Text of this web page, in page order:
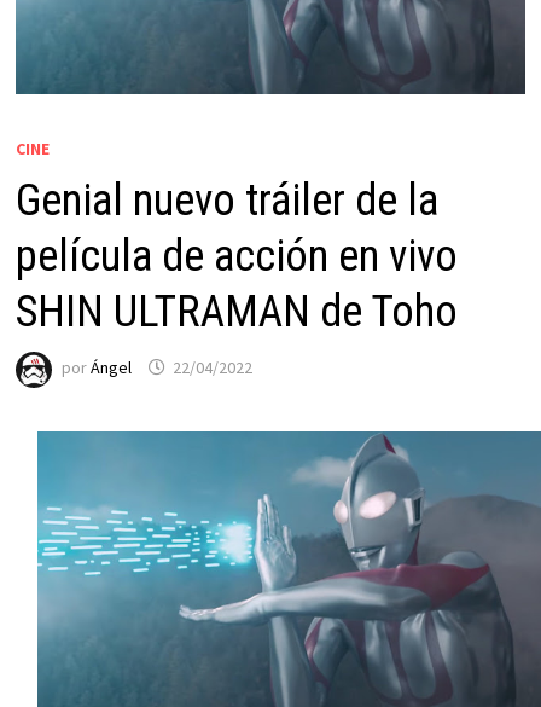
CINE
Genial nuevo tráiler de la
película de acción en vivo
SHIN ULTRAMAN de Toho
porÁngel 22/04/2022